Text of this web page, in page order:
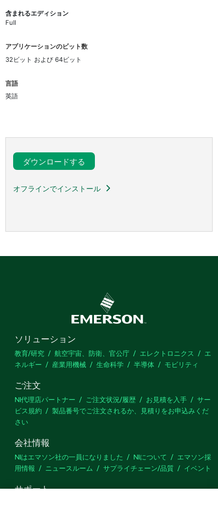
含まれるエディション
Full
アプリケーションのビット数
32ビット および 64ビット
言語
英語
ダウンロードする
オフラインでインストール
ソリューション
教育/研究 航空宇宙、防衛、官公庁 エレクトロニクス
エ
ネルギー
産業用機械 生命科学 半導体 モビリティ
ご注文
NI代理店パートナー ご注文状況/履歴 お見積を入手
サー
ビス規約
製品番号でご注文されるか、見積りをお申込みくだ
さい
会社情報
NIはエマソン社の一員になりました NIについて
エマソン採
用情報
ニュースルーム サプライチェーン/品質 イベント
サポート